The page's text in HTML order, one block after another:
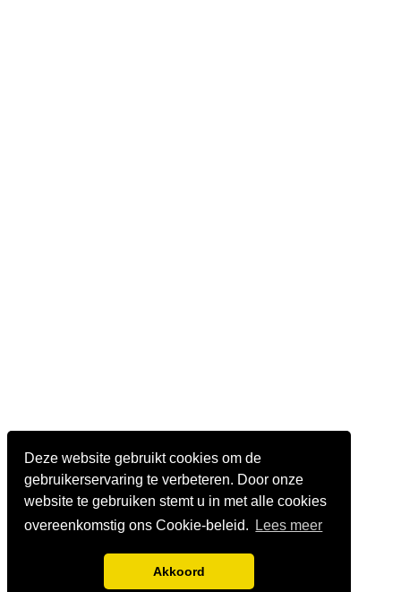
Deze website gebruikt cookies om de
gebruikerservaring te verbeteren. Door onze
website te gebruiken stemt u in met alle cookies
overeenkomstig ons Cookie-beleid.
Lees meer
Akkoord